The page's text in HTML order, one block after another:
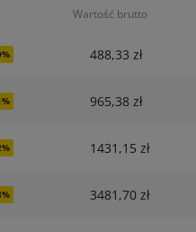
Wartość brutto
488,33 zł
965,38 zł
1431,15 zł
3481,70 zł